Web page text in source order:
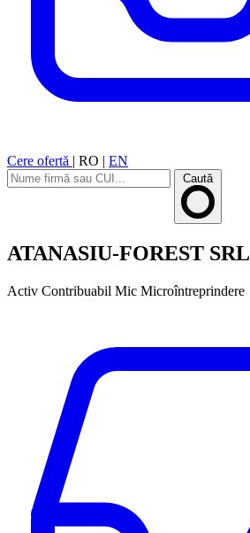
Cere ofertă | RO | EN
Caută
ATANASIU-FOREST SRL
Activ Contribuabil Mic Microîntreprindere